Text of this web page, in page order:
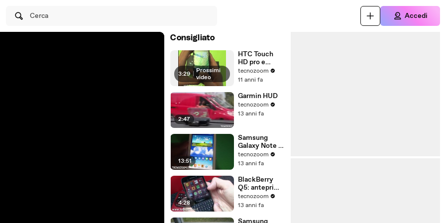
Cerca Accedi
Consigliato
3:29
Prossimi
video
HTC Touch
HD pro e
contro
tecnozoom
11 anni fa
2:47
Garmin HUD
tecnozoom
13 anni fa
13:51
Samsung
Galaxy Note 8
recensione in
italiano
tecnozoom
13 anni fa
4:28
BlackBerry
Q5: anteprima
video
presentazione
tecnozoom
13 anni fa